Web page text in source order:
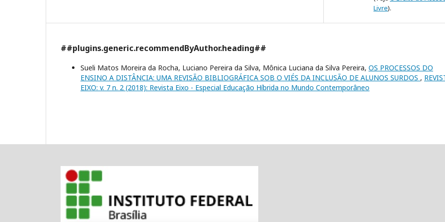
Livre).
##plugins.generic.recommendByAuthor.heading##
Sueli Matos Moreira da Rocha, Luciano Pereira da Silva, Mônica Luciana da Silva Pereira, OS PROCESSOS DO
ENSINO A DISTÂNCIA: UMA REVISÃO BIBLIOGRÁFICA SOB O VIÉS DA INCLUSÃO DE ALUNOS SURDOS ,
EIXO: v. 7 n. 2 (2018): Revista Eixo - Especial Educação Híbrida no Mundo Contemporâneo